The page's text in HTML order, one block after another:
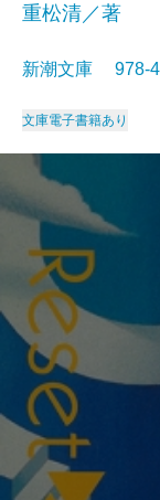
重松清／著
新潮文庫 978-
文庫電子書籍あり